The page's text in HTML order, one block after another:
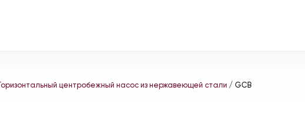
Горизонтальный центробежный насос из нержавеющей стали / GCB